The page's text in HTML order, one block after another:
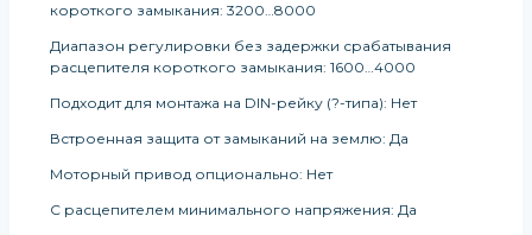
короткого замыкания: 3200…8000
Диапазон регулировки без задержки срабатывания
расцепителя короткого замыкания: 1600…4000
Подходит для монтажа на DIN-рейку (?-типа): Нет
Встроенная защита от замыканий на землю: Да
Моторный привод опционально: Нет
С расцепителем минимального напряжения: Да